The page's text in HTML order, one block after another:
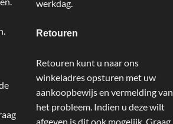
werkdag.
Retouren
Retouren kunt u naar ons
winkeladres opsturen met uw
aankoopbewijs en vermelding van
het probleem. Indien u deze wilt
afgeven is dit ook mogelijk. Graag